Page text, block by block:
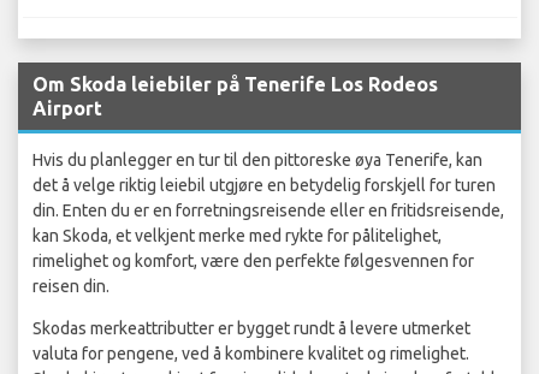
Om Skoda leiebiler på Tenerife Los Rodeos
Airport
Hvis du planlegger en tur til den pittoreske øya Tenerife, kan
det å velge riktig leiebil utgjøre en betydelig forskjell for turen
din. Enten du er en forretningsreisende eller en fritidsreisende,
kan Skoda, et velkjent merke med rykte for pålitelighet,
rimelighet og komfort, være den perfekte følgesvennen for
reisen din.
Skodas merkeattributter er bygget rundt å levere utmerket
valuta for pengene, ved å kombinere kvalitet og rimelighet.